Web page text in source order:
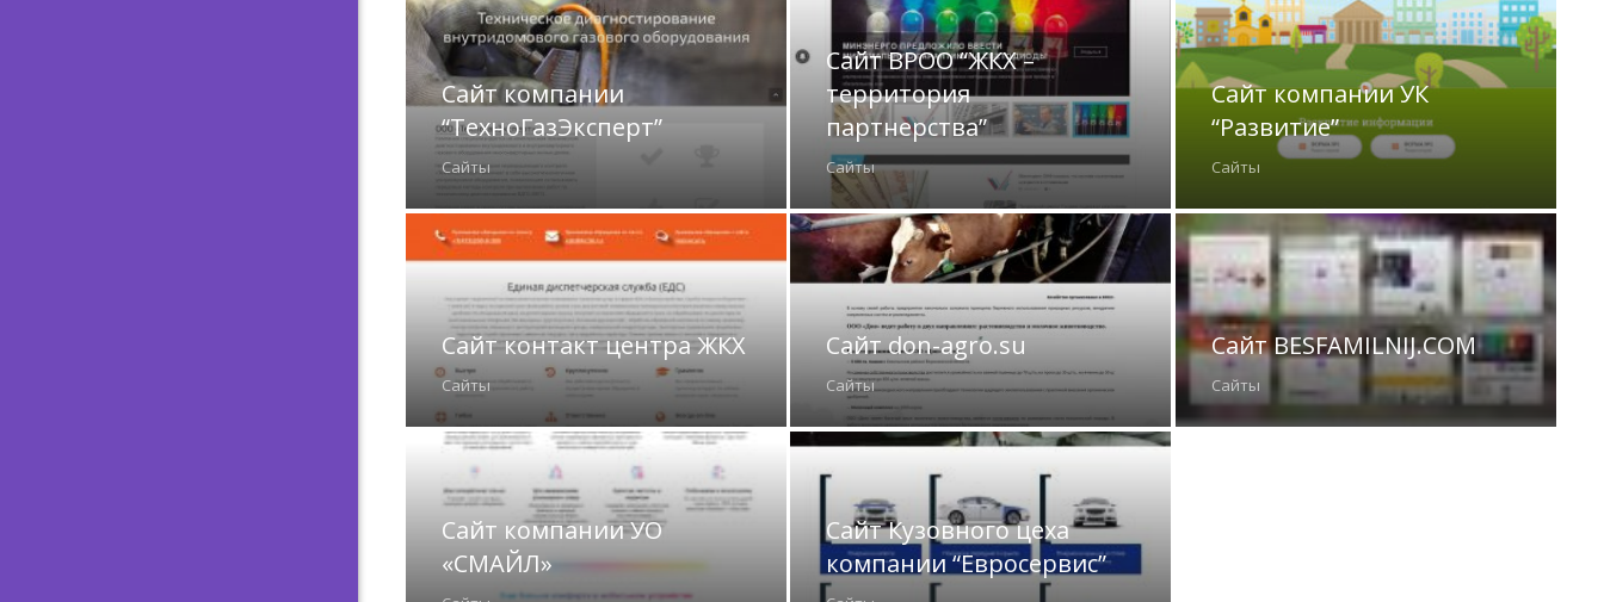
Сайт компании
“ТехноГазЭксперт”
Сайты
Сайт ВРОО “ЖКХ –
территория
партнерства”
Сайты
Сайт компании УК
“Развитие”
Сайты
Сайт контакт центра ЖКХ
Сайты
Сайт don-agro.su
Сайты
Сайт BESFAMILNIJ.COM
Сайты
Сайт компании УО
«СМАЙЛ»
Сайт Кузовного цеха
компании “Евросервис”